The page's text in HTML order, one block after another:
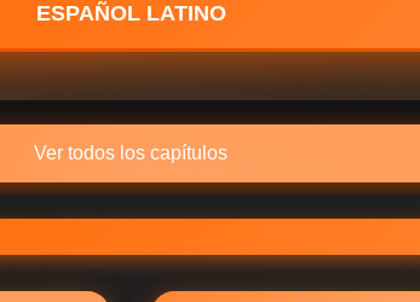
ESPAÑOL LATINO
Ver todos los capítulos